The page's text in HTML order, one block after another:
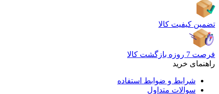
تضمین کیفیت کالا
فرصت 7 روزه بازگشت کالا
راهنمای خرید
شرایط و ضوابط استفاده
سوالات متداول